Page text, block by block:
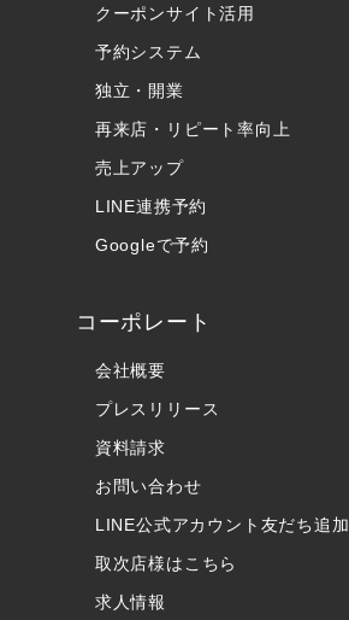
クーポンサイト活用
予約システム
独立・開業
再来店・リピート率向上
売上アップ
LINE連携予約
Googleで予約
コーポレート
会社概要
プレスリリース
資料請求
お問い合わせ
LINE公式アカウント友だち追加
取次店様はこちら
求人情報